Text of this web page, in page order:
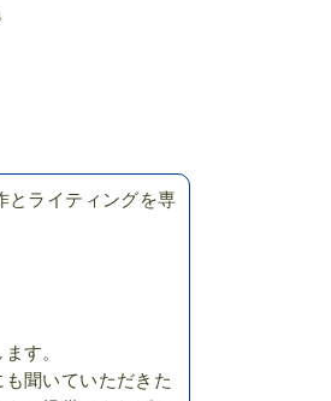
とライティングを専
す。
聞いていただきた